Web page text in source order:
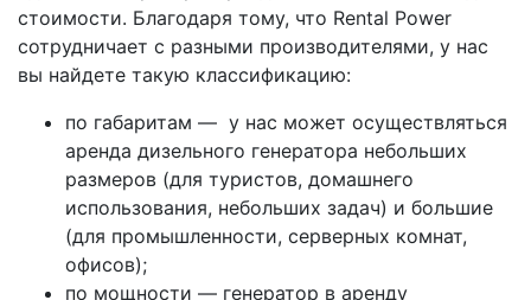
стоимости. Благодаря тому, что Rental Power
сотрудничает с разными производителями, у нас
вы найдете такую классификацию:
по габаритам — у нас может осуществляться
аренда дизельного генератора небольших
размеров (для туристов, домашнего
использования, небольших задач) и большие
(для промышленности, серверных комнат,
офисов);
по мощности — генератор в аренду